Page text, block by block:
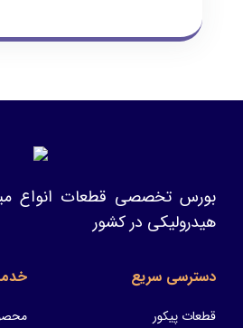
بورس تخصصی قطعات انواع
هیدرولیکی در کشور
دسترسی سریع
قطعات پیکور